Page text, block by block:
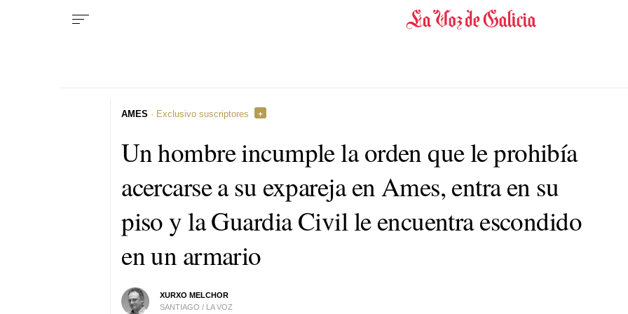
Un hombre incumple la orden que le prohibía
acercarse a su expareja en Ames, entra en su
piso y la Guardia Civil le encuentra escondido
en un armario
XURXO MELCHOR
SANTIAGO / LA VOZ
AMES · Exclusivo suscriptores